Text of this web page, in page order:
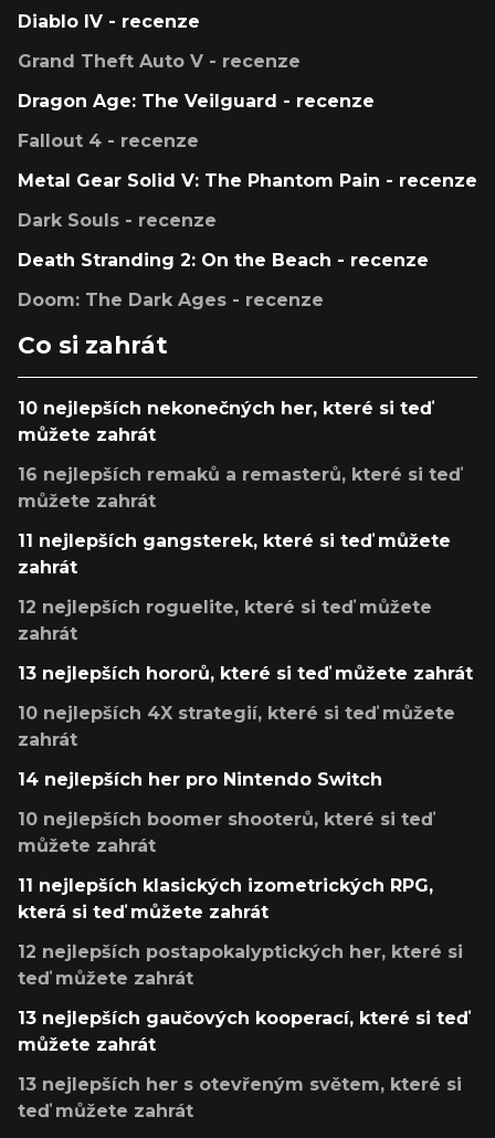
Diablo IV - recenze
Grand Theft Auto V - recenze
Dragon Age: The Veilguard - recenze
Fallout 4 - recenze
Metal Gear Solid V: The Phantom Pain - recenze
Dark Souls - recenze
Death Stranding 2: On the Beach - recenze
Doom: The Dark Ages - recenze
Co si zahrát
10 nejlepších nekonečných her, které si teď
můžete zahrát
16 nejlepších remaků a remasterů, které si teď
můžete zahrát
11 nejlepších gangsterek, které si teď můžete
zahrát
12 nejlepších roguelite, které si teď můžete
zahrát
13 nejlepších hororů, které si teď můžete zahrát
10 nejlepších 4X strategií, které si teď můžete
zahrát
14 nejlepších her pro Nintendo Switch
10 nejlepších boomer shooterů, které si teď
můžete zahrát
11 nejlepších klasických izometrických RPG,
která si teď můžete zahrát
12 nejlepších postapokalyptických her, které si
teď můžete zahrát
13 nejlepších gaučových kooperací, které si teď
můžete zahrát
13 nejlepších her s otevřeným světem, které si
teď můžete zahrát